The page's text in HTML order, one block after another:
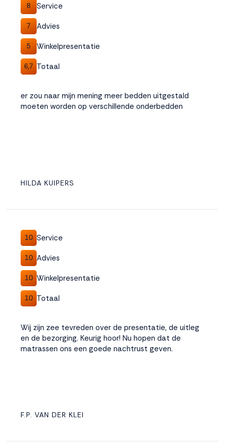
8 Service
7 Advies
5 Winkelpresentatie
6,7 Totaal
er zou naar mijn mening meer bedden uitgestald
moeten worden op verschillende onderbedden
HILDA KUIPERS
10 Service
10 Advies
10 Winkelpresentatie
10 Totaal
Wij zijn zee tevreden over de presentatie, de uitleg
en de bezorging. Keurig hoor! Nu hopen dat de
matrassen ons een goede nachtrust geven.
F.P. VAN DER KLEI